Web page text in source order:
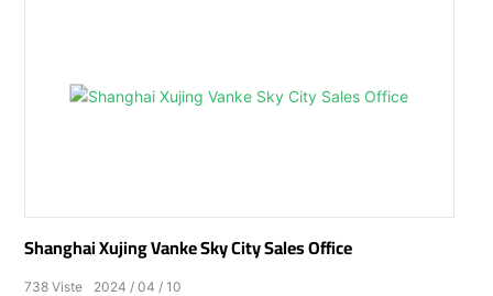
Shanghai Xujing Vanke Sky City Sales Office
2024 04 10
738 Viste